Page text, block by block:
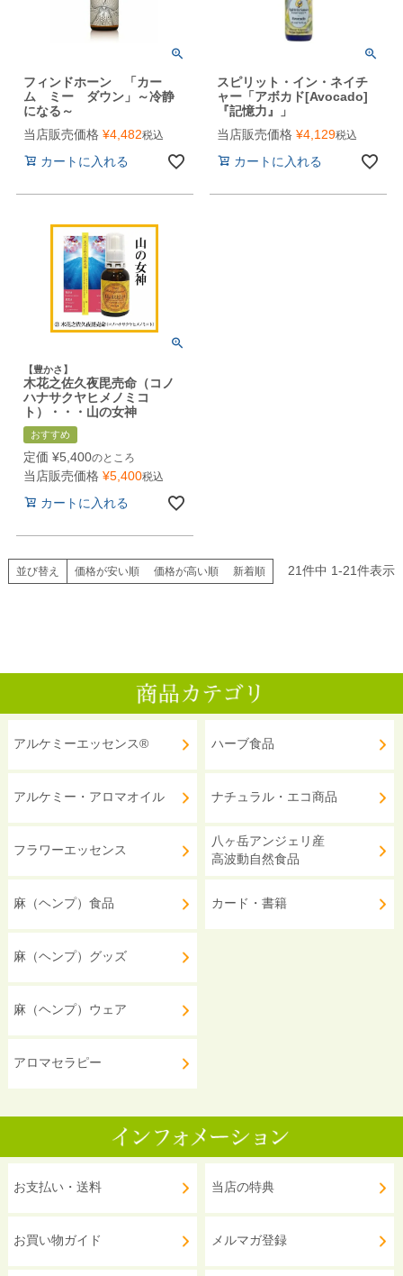
フィンドホーン 「カー
ム ミー ダウン」～冷静
になる～
当店販売価格 ¥4,482税込
カートに入れる
スピリット・イン・ネイチ
ャー「アボカド[Avocado]
『記憶力』」
当店販売価格 ¥4,129税込
カートに入れる
【豊かさ】
木花之佐久夜毘売命（コノ
ハナサクヤヒメノミコ
ト）・・・山の女神
おすすめ
定価 ¥5,400のところ
当店販売価格 ¥5,400税込
カートに入れる
並び替え 価格が安い順 価格が高い順 新着順 21件中 1-21件表示
アルケミーエッセンス®
アルケミー・アロマオイル
フラワーエッセンス
麻（ヘンプ）食品
麻（ヘンプ）グッズ
麻（ヘンプ）ウェア
アロマセラピー
ハーブ食品
ナチュラル・エコ商品
八ヶ岳アンジェリ産
高波動自然食品
カード・書籍
お支払い・送料
お買い物ガイド
当店の特典
メルマガ登録